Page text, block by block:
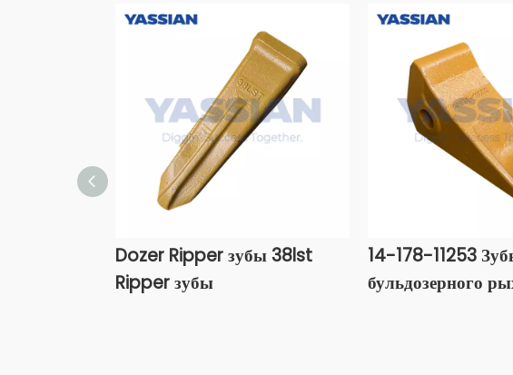
Dozer Ripper зубы 38lst
Ripper зубы
14-178-11253
бульдозерного